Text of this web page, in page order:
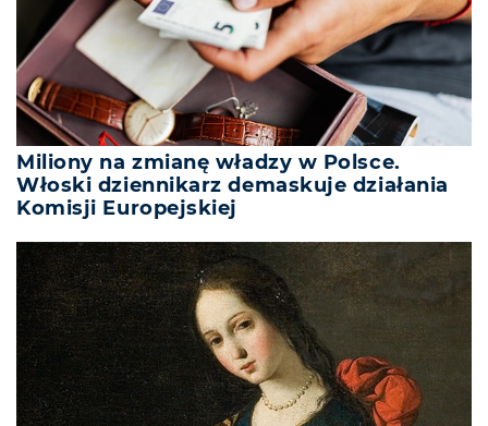
Miliony na zmianę władzy w Polsce.
Włoski dziennikarz demaskuje działania
Komisji Europejskiej